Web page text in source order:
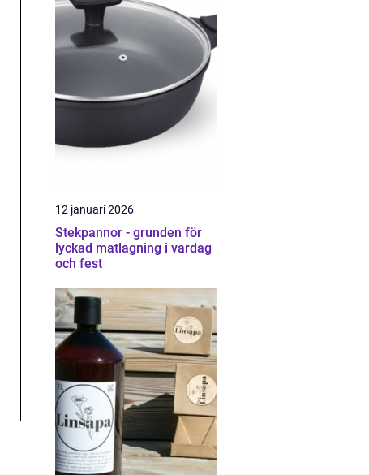
12 januari 2026
Stekpannor - grunden för
lyckad matlagning i vardag
och fest